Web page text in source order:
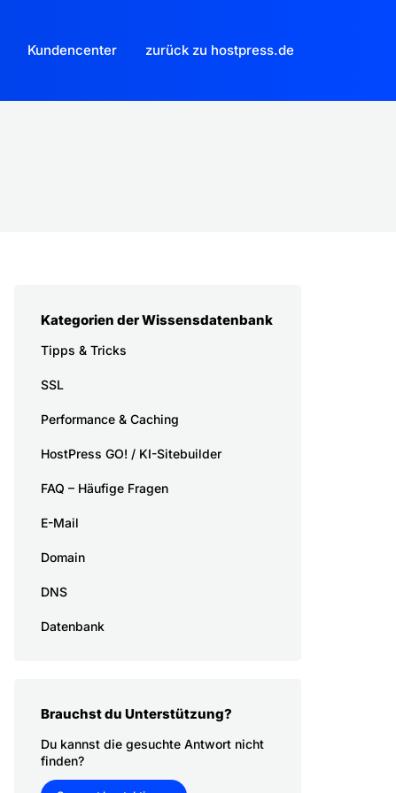
Kundencenter zurück zu hostpress.de
Kategorien der Wissensdatenbank
Tipps & Tricks
SSL
Performance & Caching
HostPress GO! / KI-Sitebuilder
FAQ – Häufige Fragen
E-Mail
Domain
DNS
Datenbank
Brauchst du Unterstützung?
Du kannst die gesuchte Antwort nicht
finden?